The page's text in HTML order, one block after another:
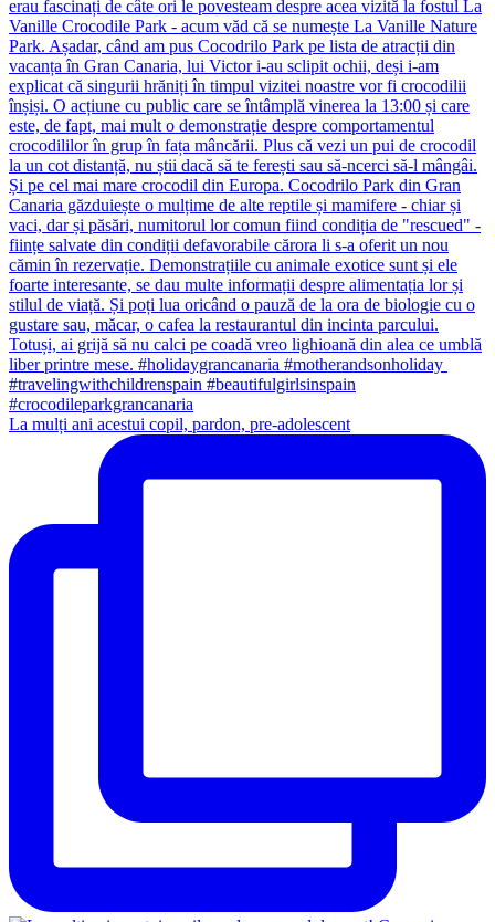
La mulți ani acestui copil, pardon, pre-adolescent